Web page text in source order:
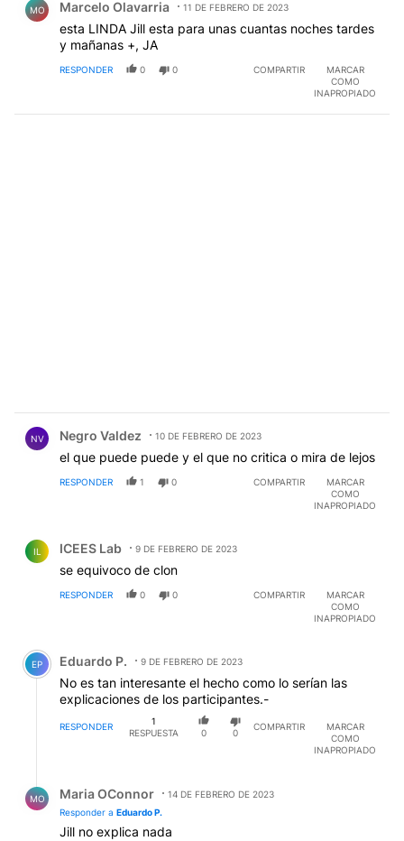
MO Marcelo Olavarria 11 DE FEBRERO DE 2023
esta LINDA Jill esta para unas cuantas noches tardes
y mañanas +, JA
RESPONDER 0 0 COMPARTIR
MARCAR
COMO
INAPROPIADO
NV Negro Valdez 10 DE FEBRERO DE 2023
el que puede puede y el que no critica o mira de lejos
RESPONDER 1 0 COMPARTIR
MARCAR
COMO
INAPROPIADO
IL ICEES Lab 9 DE FEBRERO DE 2023
se equivoco de clon
RESPONDER 0 0 COMPARTIR
MARCAR
COMO
INAPROPIADO
Comentario de Eduardo P..
EP Eduardo P. 9 DE FEBRERO DE 2023
No es tan interesante el hecho como lo serían las
explicaciones de los participantes.-
RESPONDER
1
RESPUESTA
0 0
COMPARTIR
MARCAR
COMO
INAPROPIADO
MO Maria OConnor
14 DE FEBRERO DE 2023
Responder a Eduardo P.
Jill no explica nada